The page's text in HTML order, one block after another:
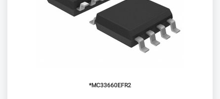
MC33660EFR2*